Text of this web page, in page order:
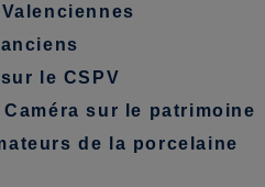
le CSPV
sur le patrimoine
de la porcelaine